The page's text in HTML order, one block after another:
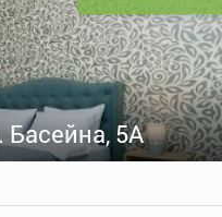
Басейна, 5А